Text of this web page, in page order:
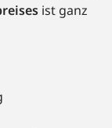
ist ganz